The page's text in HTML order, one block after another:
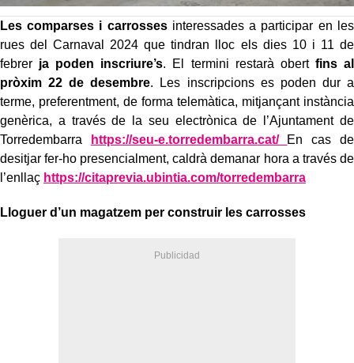
Les comparses i carrossesinteressades a participar en les
rues del Carnaval 2024 que tindran lloc els dies 10 i 11 de
febrer ja poden inscriure’s. El termini restarà obert fins al
pròxim 22 de desembre. Les inscripcions es poden dur a
terme, preferentment, de forma telemàtica, mitjançant instància
genèrica, a través de la seu electrònica de l’Ajuntament de
Torredembarra
https://seu-e.torredembarra.cat/ En cas de
desitjar fer-ho presencialment,caldrà demanar hora a través de
l’enllaç https://citaprevia.ubintia.com/torredembarra
Lloguer d’un magatzem per construir les carrosses